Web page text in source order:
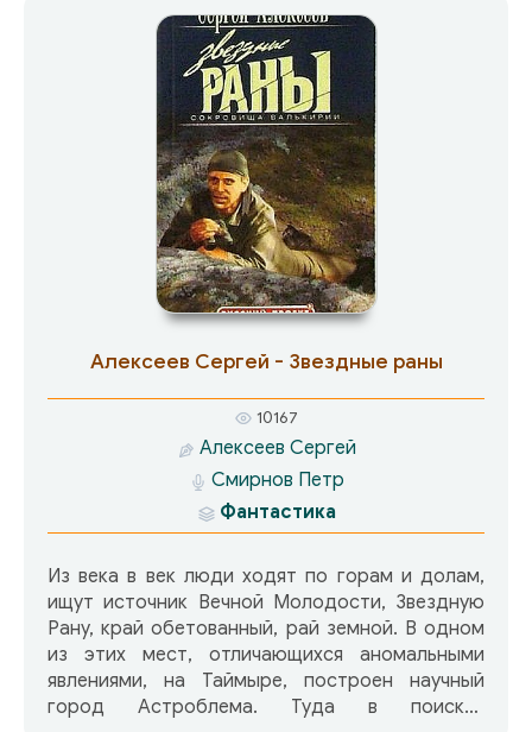
оружие и бегут собирать цветы. Теперь в игру
вступают «охотники» с Дальнего Востока и
сразу ставят капкан на крупного зверя —
Мамонта, ведь только он может привести их к
«сокровищам Вар-Вар»… Мамонт ищет свою
Валькирию, а бывший полковник Арчеладзе
встает на защиту балканской святыни
Северной цивилизации — на Земле Сияющей
Власти тоже идёт война, и никто не знает, над
кем в следующий раз заплачет гавайская
Алексеев Сергей - Звездные раны
10167
Алексеев Сергей
Смирнов Петр
Фантастика
Из века в век люди ходят по горам и долам,
ищут источник Вечной Молодости, Звездную
Рану, край обетованный, рай земной. В одном
из этих мест, отличающихся аномальными
явлениями, на Таймыре, построен научный
город Астроблема. Туда в поисках